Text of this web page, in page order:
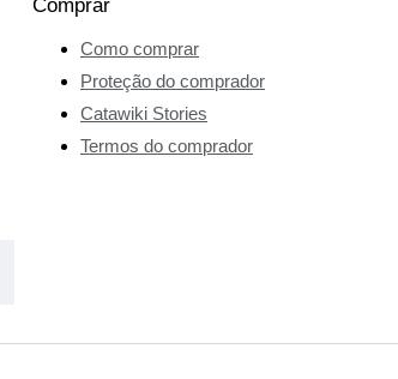
Comprar
Como comprar
Proteção do comprador
Catawiki Stories
Termos do comprador